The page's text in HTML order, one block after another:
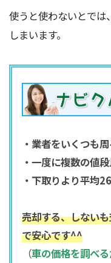
使うと使わないとでは
しまいます。
・業者をいくつも
・一度に複数の値
・下取りより平均
売却する、しない
で安心です^^
（車の価格を調べ